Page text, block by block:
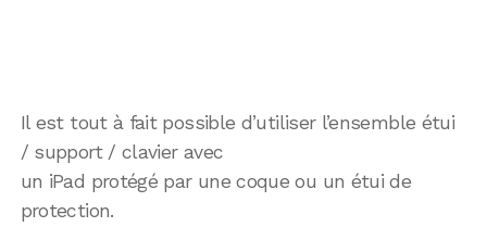
Il est tout à fait possible d’utiliser l’ensemble étui
/ support / clavier avec
un iPad protégé par une coque ou un étui de
protection.